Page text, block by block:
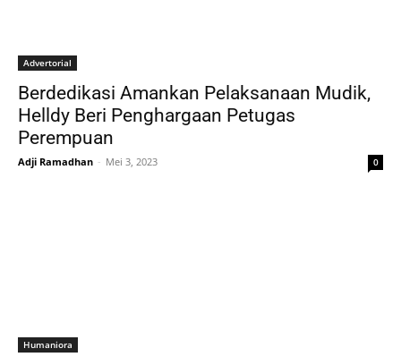
Advertorial
Berdedikasi Amankan Pelaksanaan Mudik,
Helldy Beri Penghargaan Petugas
Perempuan
Adji Ramadhan - Mei 3, 2023 0
Humaniora